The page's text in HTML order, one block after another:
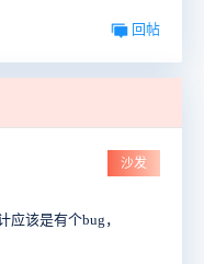
回帖
沙发
应该是有个bug，